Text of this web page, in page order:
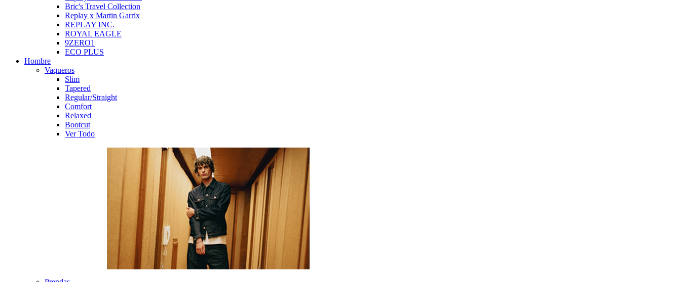
Bric's Travel Collection
Replay x Martin Garrix
REPLAY INC.
ROYAL EAGLE
9ZERO1
ECO PLUS
Hombre
Vaqueros
Slim
Tapered
Regular/Straight
Comfort
Relaxed
Bootcut
Ver Todo